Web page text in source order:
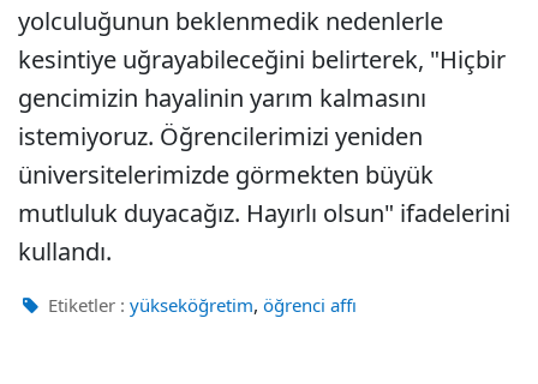
yolculuğunun beklenmedik nedenlerle
kesintiye uğrayabileceğini belirterek, "Hiçbir
gencimizin hayalinin yarım kalmasını
istemiyoruz. Öğrencilerimizi yeniden
üniversitelerimizde görmekten büyük
mutluluk duyacağız. Hayırlı olsun" ifadelerini
kullandı.
Etiketler : yükseköğretim, öğrenci affı